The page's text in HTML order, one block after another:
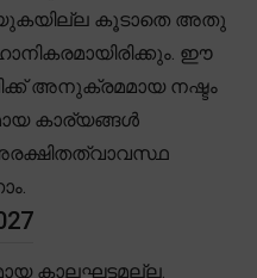
കൂടാതെ അതു
ഈ
അനുക്രമമായ നഷ്ടം
കാര്യങ്ങൾ
കാലഘട്ടമല്ല.